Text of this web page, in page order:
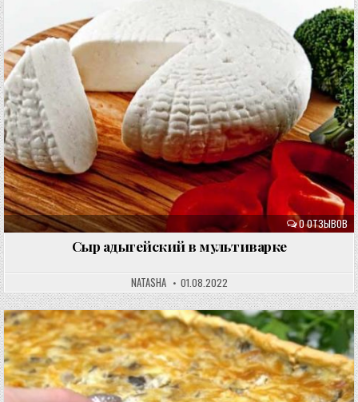
0 ОТЗЫВОВ
Сыр адыгейский в мультиварке
NATASHA 01.08.2022